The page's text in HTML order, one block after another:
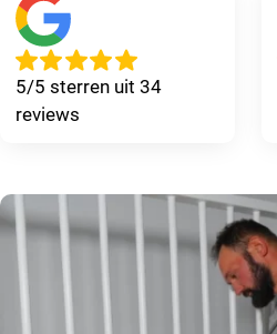
5/5 sterren uit 34
reviews